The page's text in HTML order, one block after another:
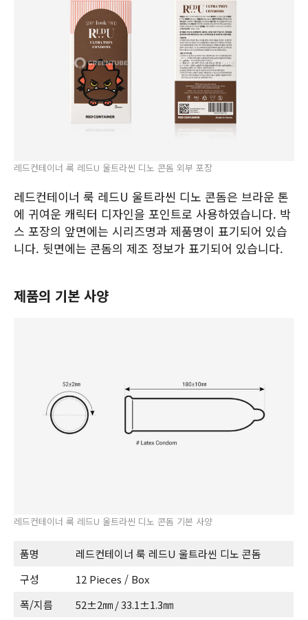
레드컨테이너 룩 레드U 울트라씬 디노 콘돔 외부 포장
레드컨테이너 룩 레드U 울트라씬 디노 콘돔은 브라운 톤
에 귀여운 캐릭터 디자인을 포인트로 사용하였습니다. 박
스 포장의 앞면에는 시리즈명과 제품명이 표기되어 있습
니다. 뒷면에는 콘돔의 제조 정보가 표기되어 있습니다.
제품의 기본 사양
레드컨테이너 룩 레드U 울트라씬 디노 콘돔 기본 사양
품명
레드컨테이너 룩 레드U 울트라씬 디노 콘돔
구성
12 Pieces / Box
폭/지름
52±2㎜ / 33.1±1.3㎜